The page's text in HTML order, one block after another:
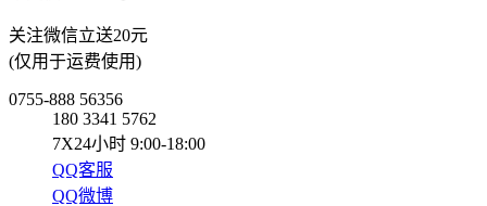
关注微信立送20元
(仅用于运费使用)
0755-888 56356
180 3341 5762
7X24小时 9:00-18:00
QQ客服
QQ微博